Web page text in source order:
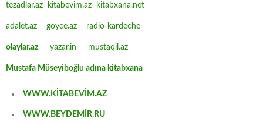
tezadlar.az kitabevim.az kitabxana.net
adalet.az goyce.az radio-kardeche
olaylar.az yazar.in mustaqil.az
Mustafa Müseyiboğlu adına kitabxana
WWW.KİTABEVİM.AZ
WWW.BEYDEMİR.RU